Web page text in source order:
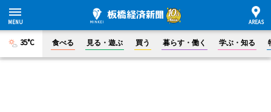
35°C 食べる 見る・遊ぶ 買う 暮らす・働く 学ぶ・知る